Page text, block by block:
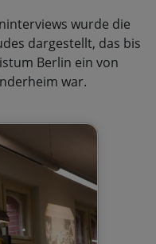
wurde die
dargestellt, das bis
Berlin ein von
war.